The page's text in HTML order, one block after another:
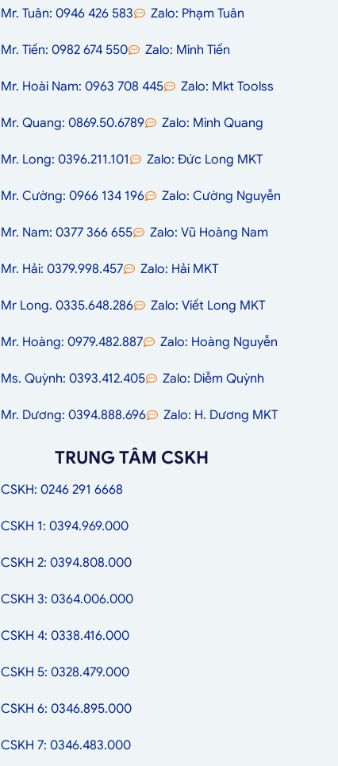
Mr. Tuân: 0946 426 583 Zalo: Phạm Tuân
Mr. Tiến: 0982 674 550 Zalo: Minh Tiến
Mr. Hoài Nam: 0963 708 445 Zalo: Mkt Toolss
Mr. Quang: 0869.50.6789 Zalo: Minh Quang
Mr. Long: 0396.211.101 Zalo: Đức Long MKT
Mr. Cường: 0966 134 196 Zalo: Cường Nguyễn
Mr. Nam: 0377 366 655 Zalo: Vũ Hoàng Nam
Mr. Hải: 0379.998.457 Zalo: Hải MKT
Mr Long. 0335.648.286 Zalo: Viết Long MKT
Mr. Hoàng: 0979.482.887 Zalo: Hoàng Nguyễn
Ms. Quỳnh: 0393.412.405 Zalo: Diễm Quỳnh
Mr. Dương: 0394.888.696 Zalo: H. Dương MKT
TRUNG TÂM CSKH
CSKH: 0246 291 6668
CSKH 1: 0394.969.000
CSKH 2: 0394.808.000
CSKH 3: 0364.006.000
CSKH 4: 0338.416.000
CSKH 5: 0328.479.000
CSKH 6: 0346.895.000
CSKH 7: 0346.483.000